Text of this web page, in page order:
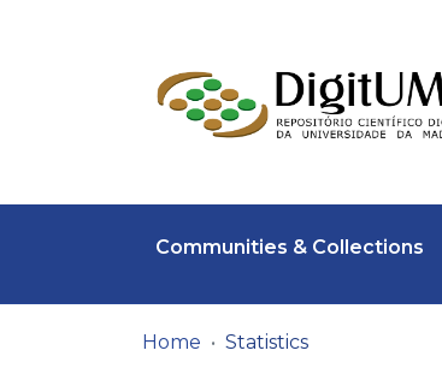
Communities & Collections
Home Statistics